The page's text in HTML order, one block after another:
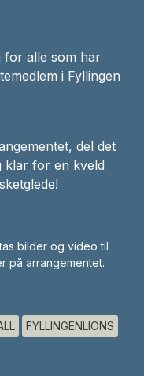
for alle som har
i Fyllingen
del det
klar for en kveld
bilder og video til
på arrangementet.
FYLLINGENLIONS